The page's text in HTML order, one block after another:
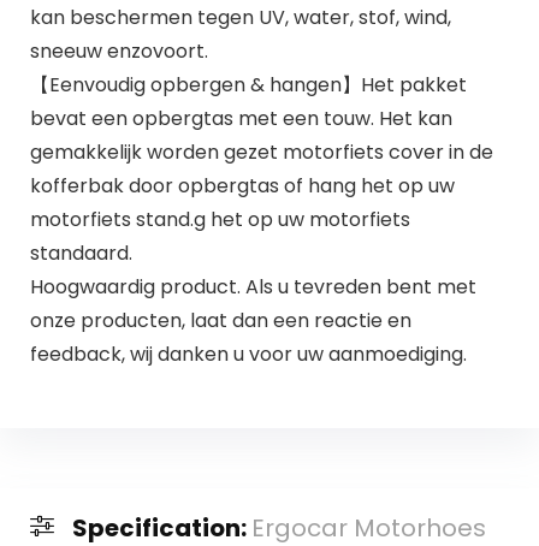
kan beschermen tegen UV, water, stof, wind,
sneeuw enzovoort.
【Eenvoudig opbergen & hangen】Het pakket
bevat een opbergtas met een touw. Het kan
gemakkelijk worden gezet motorfiets cover in de
kofferbak door opbergtas of hang het op uw
motorfiets stand.g het op uw motorfiets
standaard.
Hoogwaardig product. Als u tevreden bent met
onze producten, laat dan een reactie en
feedback, wij danken u voor uw aanmoediging.
Specification: Ergocar Motorhoes